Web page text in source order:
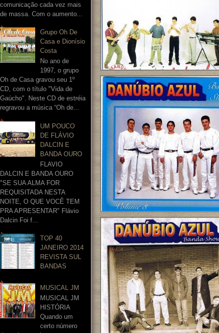
comunicação cada vez mais
de massa. Com o aumento...
Grupo Oh De
Casa e Dionísio
Costa
No ano de
1997, o grupo
Oh de Casa gravou seu 1º
CD, com o título "Vida de
Gaúcho". Neste CD de estréia
regravou a música “Oh de...
UM POUCO
DE FLÁVIO
DALCIN E
BANDA OURO
FLAVIO
DALCIN E BANDA OURO
"SE SUA ALMA FOR
REQUISITADA NESTA
NOITE, O QUE VOCÊ TEM
PRA APRESENTAR" Flávio
Dalcin Foi f...
TOP 40
JANEIRO 2014
REVISTA SUL
BANDAS
MUSICAL JM
MUSICAL JM
HISTÓRIA
Quando um
certo número